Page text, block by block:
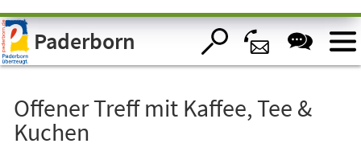
Visuelle
Assistenzsoftware
öffnen.Paderborn
Offener Treff mit Kaffee, Tee &
Kuchen